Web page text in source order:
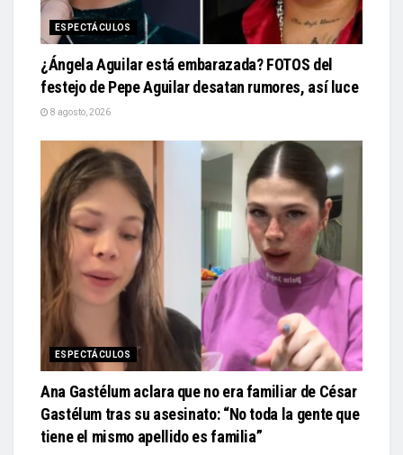
ESPECTÁCULOS
¿Ángela Aguilar está embarazada? FOTOS del
festejo de Pepe Aguilar desatan rumores, así luce
8 agosto, 2026
ESPECTÁCULOS
Ana Gastélum aclara que no era familiar de César
Gastélum tras su asesinato: “No toda la gente que
tiene el mismo apellido es familia”